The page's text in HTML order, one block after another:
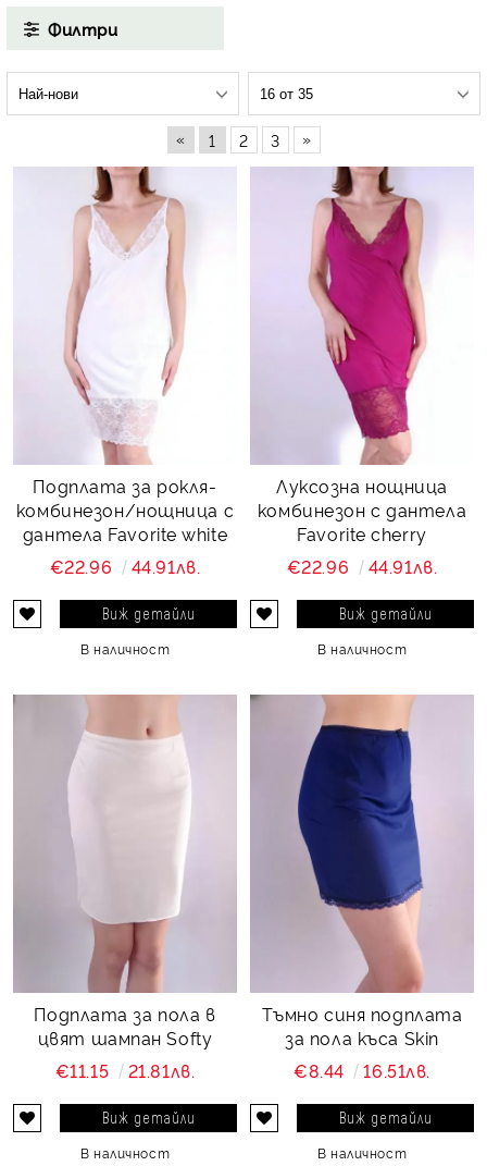
Филтри
« 1 2 3 »
Подплата за рокля-
комбинезон/нощница с
дантела Favorite white
€22.96
44.91лв.
Виж детайли
В наличност
Луксозна нощница
комбинезон с дантела
Favorite cherry
€22.96
44.91лв.
Виж детайли
В наличност
Подплата за пола в
цвят шампан Softy
€11.15
21.81лв.
Виж детайли
В наличност
Тъмно синя подплата
за пола къса Skin
€8.44
16.51лв.
Виж детайли
В наличност